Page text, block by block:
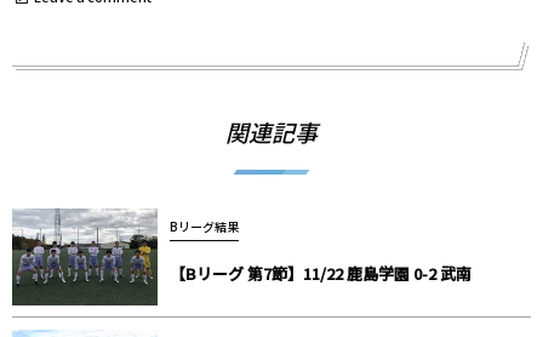
関連記事
Bリーグ結果
【Bリーグ 第7節】11/22 鹿島学園 0-2 武南